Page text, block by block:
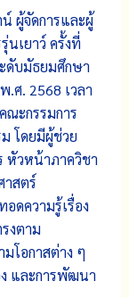
ผู้จัดการและผู้
นเยาว์ ครั้งที่
ดับมัธยมศึกษา
.ศ. 2568 เวลา
ณะกรรมการ
โดยมีผู้ช่วย
หัวหน้าภาควิชา
าสตร์
ดความรู้เรื่อง
งตาม
โอกาสต่าง ๆ
ง และการพัฒนา